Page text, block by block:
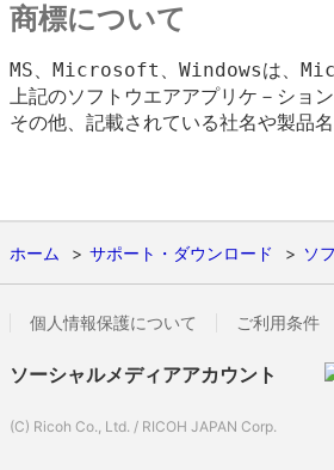
商標について
MS、Microsoft、Windowsは、
上記のソフトウエアアプリケ－ショ
その他、記載されている社名や製品
ホーム サポート・ダウンロード ソ
個人情報保護について ご利用条件
ソーシャルメディアアカウント
(C) Ricoh Co., Ltd. / RICOH JAPAN Corp.